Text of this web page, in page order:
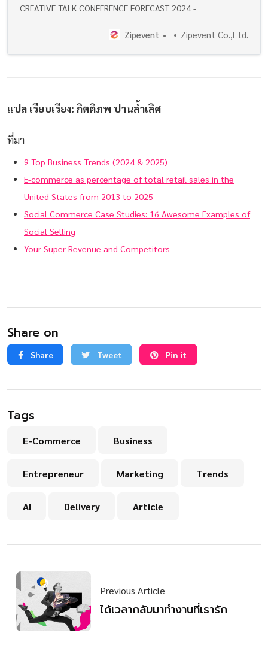
CREATIVE TALK CONFERENCE FORECAST 2024 -
Zipevent Zipevent Co.,Ltd.
แปล เรียบเรียง: กิตติภพ ปานล้ำเลิศ
ที่มา
9 Top Business Trends (2024 & 2025)
E-commerce as percentage of total retail sales in the
United States from 2013 to 2025
Social Commerce Case Studies: 16 Awesome Examples of
Social Selling
Your Super Revenue and Competitors
Share on
Share Tweet Pin it
Tags
E-Commerce Business
Entrepreneur Marketing Trends
AI Delivery Article
Previous Article
ได้เวลากลับมาทำงานที่เรารัก